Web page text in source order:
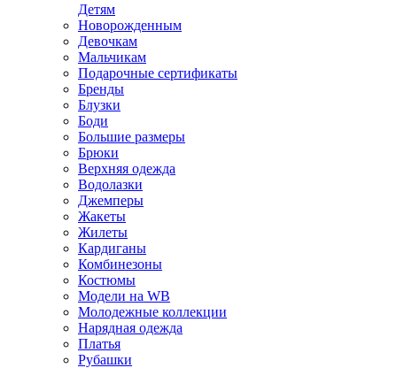
Детям
Новорожденным
Девочкам
Мальчикам
Подарочные сертификаты
Бренды
Блузки
Боди
Большие размеры
Брюки
Верхняя одежда
Водолазки
Джемперы
Жакеты
Жилеты
Кардиганы
Комбинезоны
Костюмы
Модели на WB
Молодежные коллекции
Нарядная одежда
Платья
Рубашки